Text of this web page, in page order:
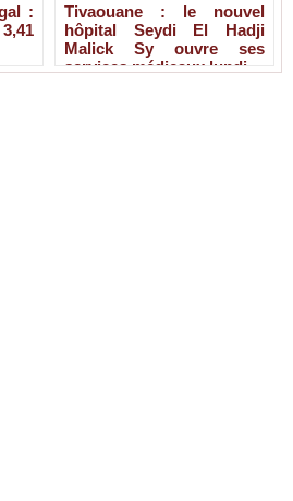
:
Tivaouane : le nouvel
hôpital Seydi El Hadji
Malick Sy ouvre ses
services médicaux lundi